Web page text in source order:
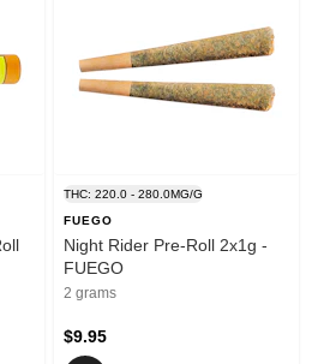
THC: 220.0 - 280.0MG/G
FUEGO
Night Rider Pre-Roll 2x1g -
FUEGO
2 grams
$9.95